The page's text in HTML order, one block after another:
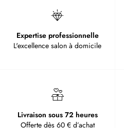
Expertise professionnelle
L'excellence salon à domicile
Livraison sous 72 heures
Offerte dès 60 € d’achat